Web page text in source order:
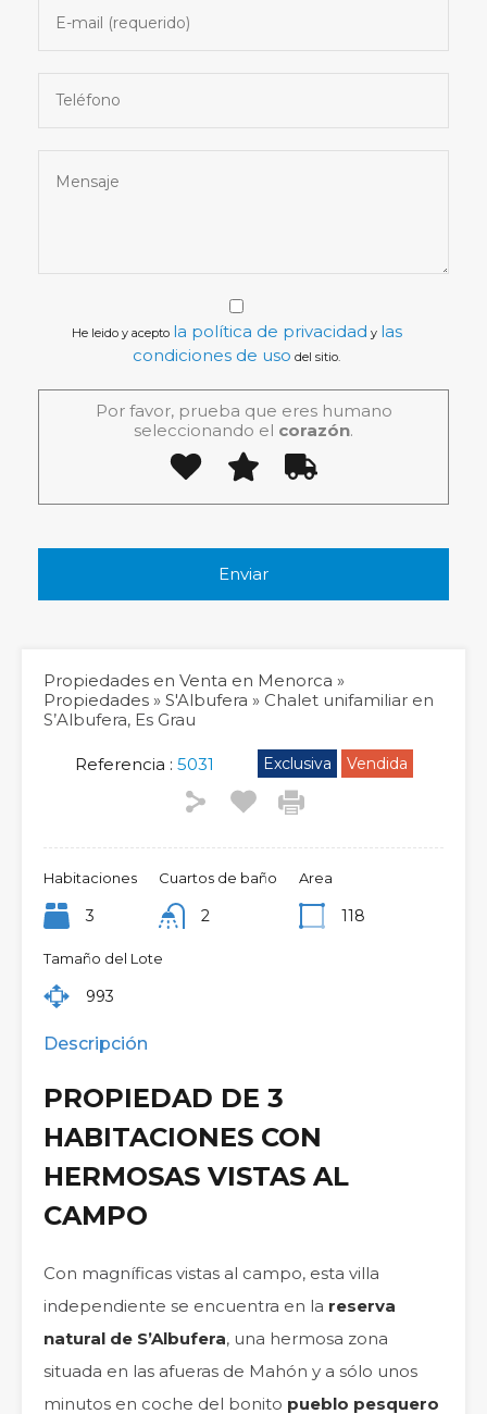
He leido y acepto la política de privacidad y las
condiciones de uso del sitio.
Por favor, prueba que eres humano
seleccionando el corazón.
Propiedades en Venta en Menorca »
Propiedades » S'Albufera » Chalet unifamiliar en
S’Albufera, Es Grau
Referencia : 5031 Exclusiva Vendida
Habitaciones
3
Cuartos de baño
2
Area
118
Tamaño del Lote
993
Descripción
PROPIEDAD DE 3
HABITACIONES CON
HERMOSAS VISTAS AL
CAMPO
Con magníficas vistas al campo, esta villa
independiente se encuentra en la reserva
natural de S’Albufera, una hermosa zona
situada en las afueras de Mahón y a sólo unos
minutos en coche del bonito pueblo pesquero